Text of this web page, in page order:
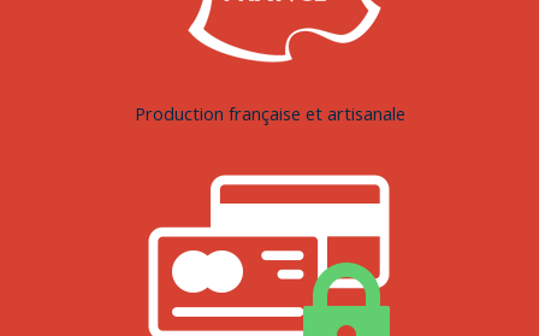
Production française et artisanale